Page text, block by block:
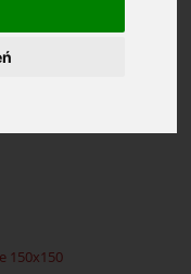
150x150